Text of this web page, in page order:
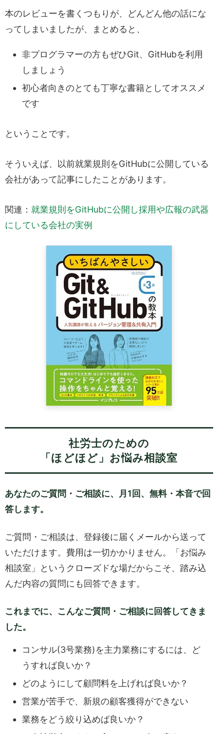
本のレビューを書くつもりが、どんどん他の話にな
ってしまいましたが、まとめると、
非プログラマーの方もぜひGit、GitHubを利用
しましょう
初心者向きのとても丁寧な書籍としてオススメ
です
ということです。
そういえば、以前就業規則をGitHubに公開している
会社があって記事にしたことがあります。
関連： 就業規則をGitHubに公開し採用や広報の武器
にしている会社の実例
社労士のための
「ほどほど」お悩み相談室
あなたのご質問・ご相談に、月1回、無料・本音で回
答します。
ご質問・ご相談は、登録後に届くメールから送って
いただけます。費用は一切かかりません。「お悩み
相談室」というクローズドな場だからこそ、踏み込
んだ内容の質問にも回答できます。
これまでに、こんなご質問・ご相談に回答してきま
した。
コンサル(3号業務)を主力業務にするには、ど
うすれば良いか？
どのようにして顧問料を上げれば良いか？
営業が苦手で、新規の顧客獲得ができない
業務をどう絞り込めば良いか？